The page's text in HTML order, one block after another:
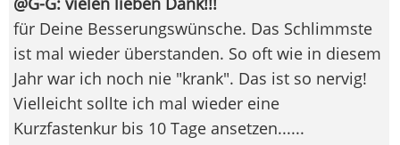
für Deine Besserungswünsche. Das Schlimmste
ist mal wieder überstanden. So oft wie in diesem
Jahr war ich noch nie "krank". Das ist so nervig!
Vielleicht sollte ich mal wieder eine
Kurzfastenkur bis 10 Tage ansetzen......